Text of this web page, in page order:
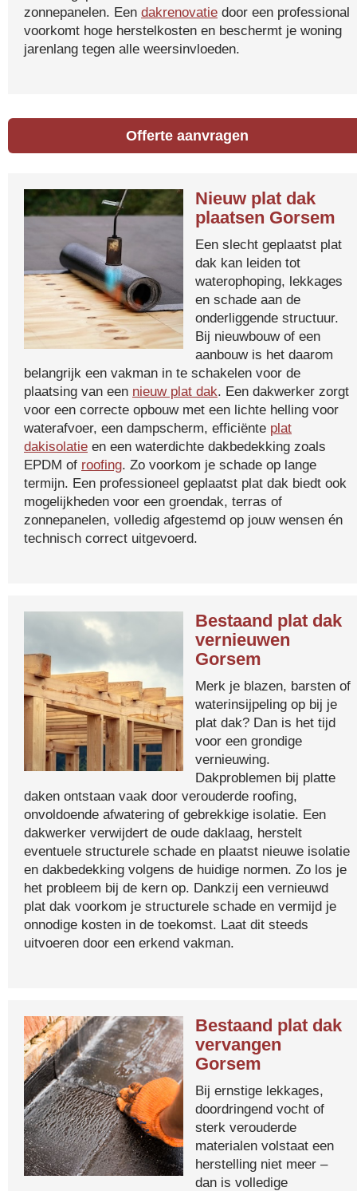
zonnepanelen. Een dakrenovatie door een professional
voorkomt hoge herstelkosten en beschermt je woning
jarenlang tegen alle weersinvloeden.
Offerte aanvragen
Nieuw plat dak
plaatsen Gorsem
Een slecht geplaatst plat
dak kan leiden tot
waterophoping, lekkages
en schade aan de
onderliggende structuur.
Bij nieuwbouw of een
aanbouw is het daarom
belangrijk een vakman in te schakelen voor de
plaatsing van een nieuw plat dak. Een dakwerker zorgt
voor een correcte opbouw met een lichte helling voor
waterafvoer, een dampscherm, efficiënte plat
dakisolatie en een waterdichte dakbedekking zoals
EPDM of roofing. Zo voorkom je schade op lange
termijn. Een professioneel geplaatst plat dak biedt ook
mogelijkheden voor een groendak, terras of
zonnepanelen, volledig afgestemd op jouw wensen én
technisch correct uitgevoerd.
Bestaand plat dak
vernieuwen
Gorsem
Merk je blazen, barsten of
waterinsijpeling op bij je
plat dak? Dan is het tijd
voor een grondige
vernieuwing.
Dakproblemen bij platte
daken ontstaan vaak door verouderde roofing,
onvoldoende afwatering of gebrekkige isolatie. Een
dakwerker verwijdert de oude daklaag, herstelt
eventuele structurele schade en plaatst nieuwe isolatie
en dakbedekking volgens de huidige normen. Zo los je
het probleem bij de kern op. Dankzij een vernieuwd
plat dak voorkom je structurele schade en vermijd je
onnodige kosten in de toekomst. Laat dit steeds
uitvoeren door een erkend vakman.
Bestaand plat dak
vervangen
Gorsem
Bij ernstige lekkages,
doordringend vocht of
sterk verouderde
materialen volstaat een
herstelling niet meer –
dan is volledige